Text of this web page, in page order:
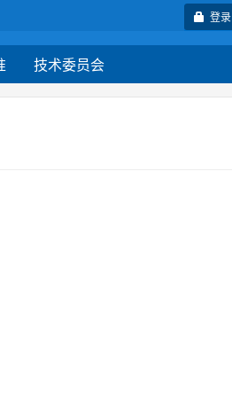
登录
技术委员会